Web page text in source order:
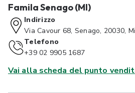
Famila Senago (MI)
Indirizzo
Via Cavour 68, Senago, 20030,
Telefono
+39 02 9905 1687
Vai alla scheda del punto